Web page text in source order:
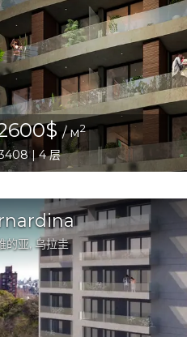
/ м2
| 4 层
的亚, 乌拉圭